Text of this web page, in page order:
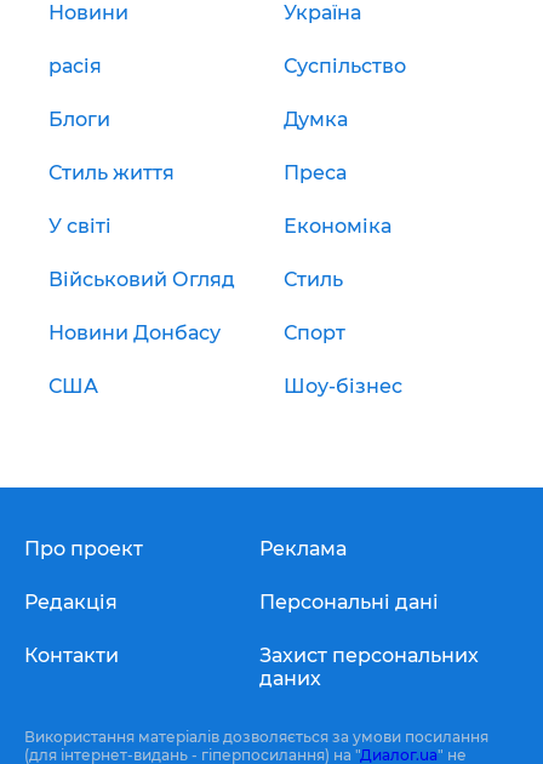
Новини Україна
расія Суспільство
Блоги Думка
Стиль життя Преса
У світі Економіка
Військовий Огляд Стиль
Новини Донбасу Спорт
США Шоу-бізнес
Про проект
Редакція
Контакти
Реклама
Персональні дані
Захист персональних
даних
Використання матеріалів дозволяється за умови посилання
(для інтернет-видань - гіперпосилання) на "Диалог.ua" не